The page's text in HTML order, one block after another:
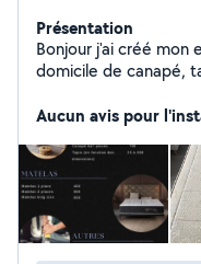
Présentation
Bonjour j'ai créé mon
domicile de canapé,
alentours
Aucun avis pour